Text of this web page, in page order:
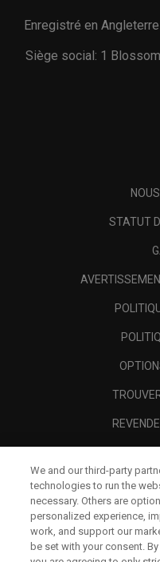
Enregistré en
Siège social: 1 Blossom
STATUT
A
We and our third-party
technologies to run the
necessary. Others are
personalized experience,
work, and support our
be set with your consent.